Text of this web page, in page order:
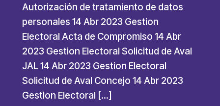
Autorización de tratamiento de datos
personales 14 Abr 2023 Gestion
Electoral Acta de Compromiso 14 Abr
2023 Gestion Electoral Solicitud de Aval
JAL 14 Abr 2023 Gestion Electoral
Solicitud de Aval Concejo 14 Abr 2023
Gestion Electoral […]